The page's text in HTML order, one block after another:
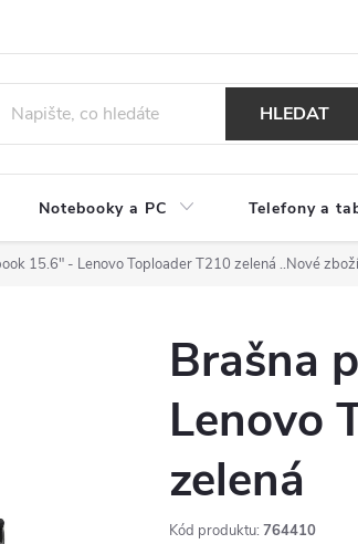
HLEDAT
Notebooky a PC Telefony a
15.6" - Lenovo Toploader T210 zelená ..Nové zboží
Brašna
Lenovo
zelená
Kód produktu: 764410